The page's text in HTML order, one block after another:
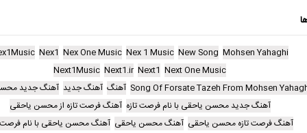
Mohsen Yahaghi
New Song
Nex 1 Music
Nex One Music
Nex1
Next One Music
Next1
Next1.ir
Next1Music
Song Of Forsate Tazeh From Mohsen آهنگ آهنگ جدید آهنگ جدید
آهنگ جدید محسن یاحقی با نام فرصت تازه آهنگ فرصت تازه از محسن یاحقی
آهنگ فرصت تازه محسن یاحقی آهنگ محسن یاحقی آهنگ محسن یاحقی با نام فرصت